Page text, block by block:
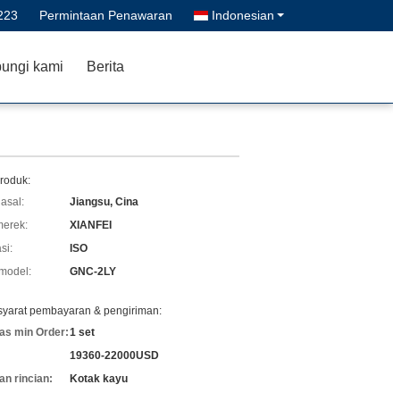
Permintaan Penawaran Indonesian
kami Berita
Jiangsu, Cina
XIANFEI
ISO
GNC-2LY
pembayaran & pengiriman:
min Order:1 set
19360-22000USD
rincian:
Kotak kayu